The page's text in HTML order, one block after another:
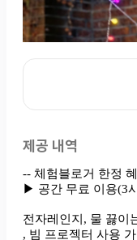
제공 내역